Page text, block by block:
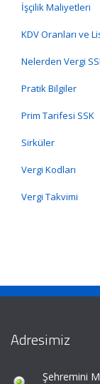
İşçilik Maliyetleri
KDV Oranları ve
Nelerden Vergi
Pratik Bilgiler
Prim Tarifesi SSK
Sirküler
Vergi Kodları
Vergi Takvimi
Adresimiz
Şehremini